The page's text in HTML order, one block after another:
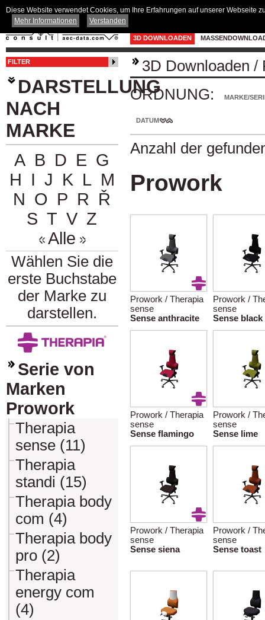
3D DOWNLOADEN
FILTER
DARSTELLUNG
NACH
MARKE
A B D E G
H I J K L M
N O P R Ř
S T V Z
Alle
Wählen Sie die
erste Buchstabe
der Marke zu
darstellen.
Serie von
Marken
Prowork
Therapia
sense (11)
Therapia
standi (15)
Therapia body
com (4)
Therapia body
pro (2)
Therapia
energy com
(4)
3D Downloaden /
ORDNUNG:
MARKE/
DATUM
Anzahl der
Prowork
Prowork / Therapia
sense
Sense anthracite
Prowork /
sense
Sense black
Prowork / Therapia
sense
Sense flamingo
Prowork /
sense
Sense lime
Prowork / Therapia
sense
Sense siena
Prowork /
sense
Sense toast
Diese Website verwendet Cookies, um Ihre Erfahrungen auf unserer Webseite
Mehr Informationen
Verstanden